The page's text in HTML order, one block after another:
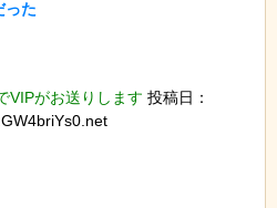
VIPがお送りします 投稿日：